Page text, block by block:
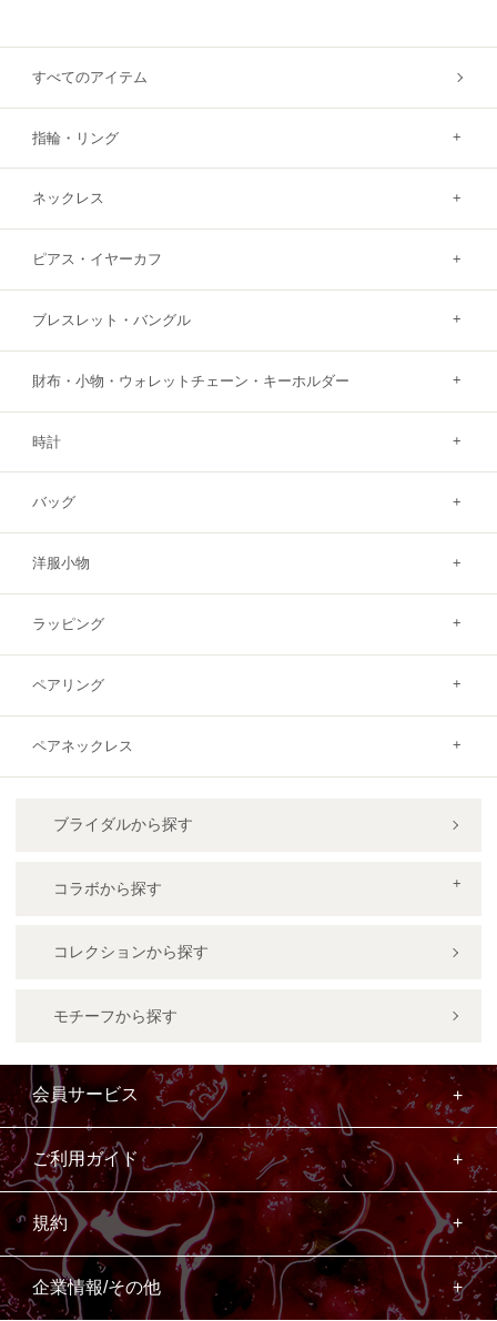
すべてのアイテム
指輪・リング
ネックレス
ピアス・イヤーカフ
ブレスレット・バングル
財布・小物・ウォレットチェーン・キーホルダー
時計
バッグ
洋服小物
ラッピング
ペアリング
ペアネックレス
ブライダルから探す
コラボから探す
コレクションから探す
モチーフから探す
会員サービス
ご利用ガイド
規約
企業情報/その他